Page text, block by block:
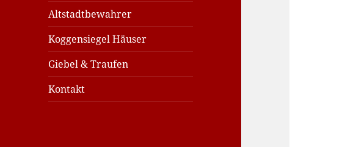
Altstadtbewahrer
Koggensiegel Häuser
Giebel & Traufen
Kontakt